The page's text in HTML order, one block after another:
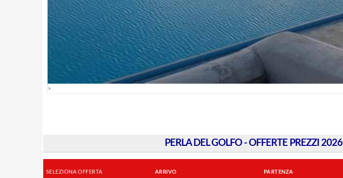
>
PERLA DEL GOLFO - OFFERTE PREZZI 2026
SELEZIONA OFFERTA ARRIVO PARTENZA